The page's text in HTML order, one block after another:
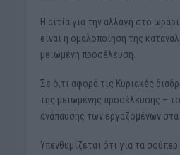
Η αιτία για την αλλαγή στο
είναι η ομαλοποίηση της
μειωμένη προσέλευση.
Σε ό,τι αφορά τις Κυριακές
της μειωμένης προσέλευσης –
ανάπαυσης των εργαζομένων
Υπενθυμίζεται ότι για τα